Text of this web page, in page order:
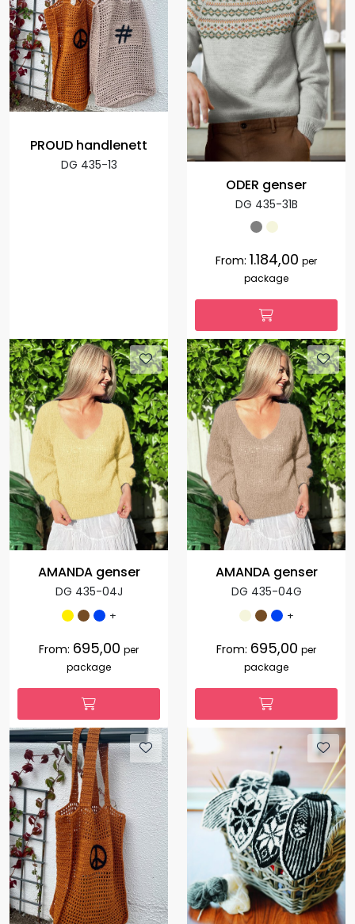
PROUD handlenett
DG 435-13
ODER genser
DG 435-31B
From: 1.184,00 per
package
AMANDA genser
DG 435-04J
+
From: 695,00 per
package
AMANDA genser
DG 435-04G
+
From: 695,00 per
package